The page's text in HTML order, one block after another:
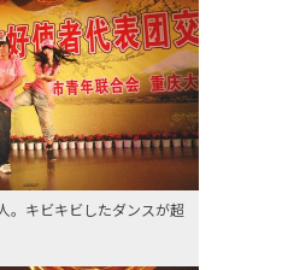
。キビキビしたダンスが超